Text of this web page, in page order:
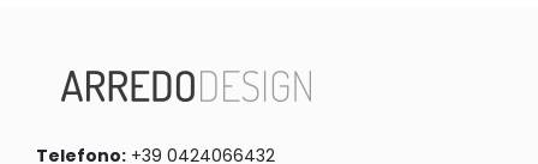
Telefono: +39 0424066432